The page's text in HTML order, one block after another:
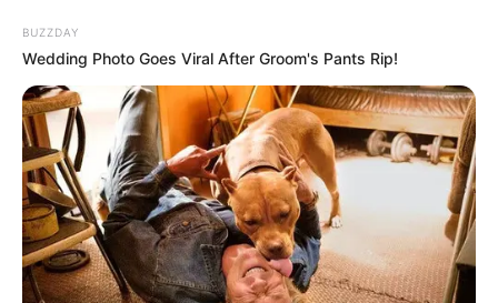
BUZZDAY
Wedding Photo Goes Viral After Groom's Pants Rip!